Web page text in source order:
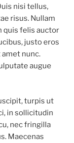
nisi tellus,
risus. Nullam
quis felis auctor
justo eros
nunc.
augue
turpis ut
in sollicitudin
nec fringilla
Maecenas